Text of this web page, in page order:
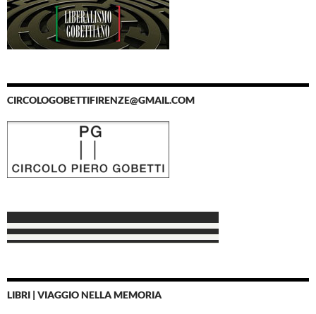
CIRCOLOGOBETTIFIRENZE@GMAIL.COM
LIBRI | VIAGGIO NELLA MEMORIA